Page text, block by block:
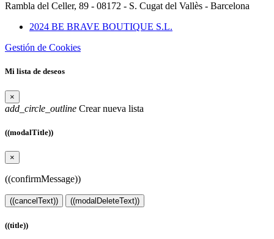
Rambla del Celler, 89 - 08172 - S. Cugat del Vallès - Barcelona
2024 BE BRAVE BOUTIQUE S.L.
Gestión de Cookies
Mi lista de deseos
×
add_circle_outline Crear nueva lista
((modalTitle))
×
((confirmMessage))
((cancelText)) ((modalDeleteText))
((title))